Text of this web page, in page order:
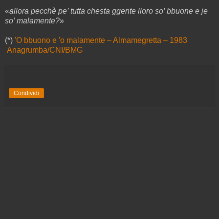
«allora pecchè pe’ tutta chesta ggente lloro so’ bbuone e je
so’ malamente?»
(*) 'O bbuono e 'o malamente – Almamegretta – 1983
Anagrumba/CNI/BMG
Condividi